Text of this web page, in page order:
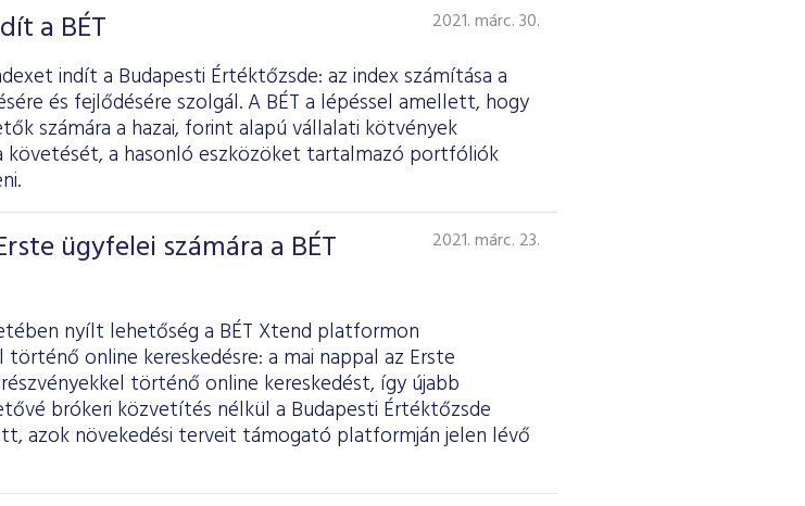
a BÉT 2021. márc. 30.
indít a Budapesti Értéktőzsde: az index számítása a
és fejlődésére szolgál. A BÉT a lépéssel amellett, hogy
számára a hazai, forint alapú vállalati kötvények
követését, a hasonló eszközöket tartalmazó portfóliók
ügyfelei számára a BÉT
2021. márc. 23.
nyílt lehetőség a BÉT Xtend platformon
online kereskedésre: a mai nappal az Erste
történő online kereskedést, így újabb
brókeri közvetítés nélkül a Budapesti Értéktőzsde
azok növekedési terveit támogató platformján jelen lévő